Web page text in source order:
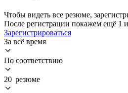
Чтобы видеть все резюме,
После регистрации покажем ещё 1
Зарегистрироваться
За всё время
По соответствию
20 резюме